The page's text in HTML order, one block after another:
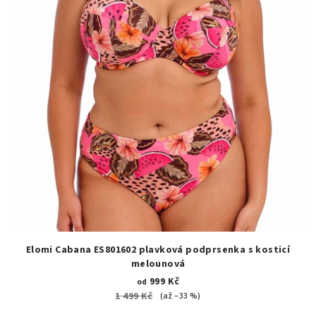
Elomi Cabana ES801602 plavková podprsenka s kosticí
melounová
od 999 Kč
1 499 Kč
(až –33 %)